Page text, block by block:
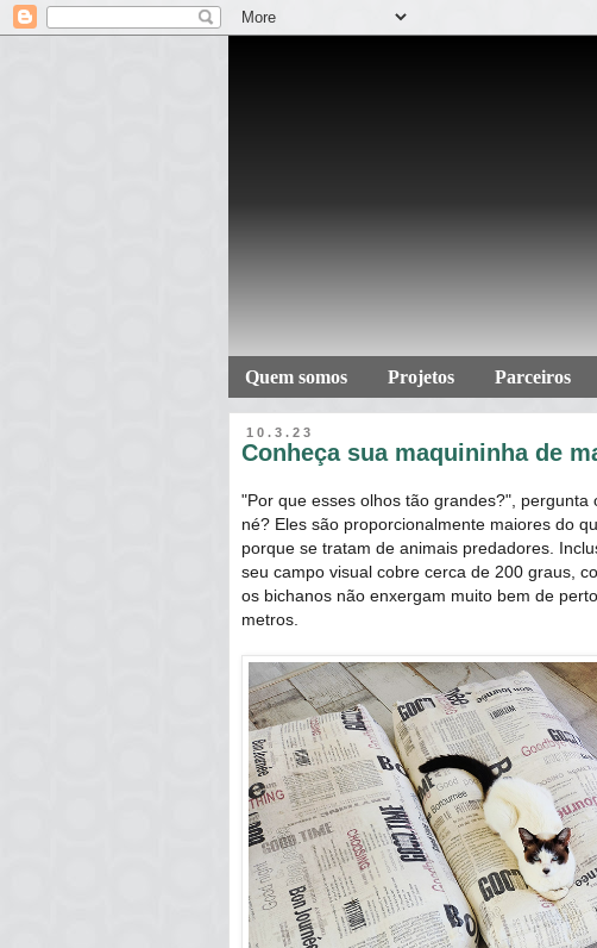
Quem somos Projetos Parceiros
10.3.23
Conheça sua maquininha de
"Por que esses olhos tão grandes?", pergunta
né? Eles são proporcionalmente maiores do
porque se tratam de animais predadores.
seu campo visual cobre cerca de 200 graus,
os bichanos não enxergam muito bem de
metros.